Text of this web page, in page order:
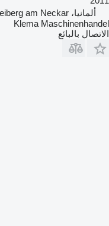
ألمانيا، Freiberg am Neckar
Klema Maschinenhandel
الاتصال بالبائع